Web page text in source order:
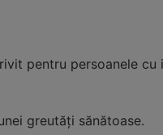
pentru persoanele
greutăți sănătoase.